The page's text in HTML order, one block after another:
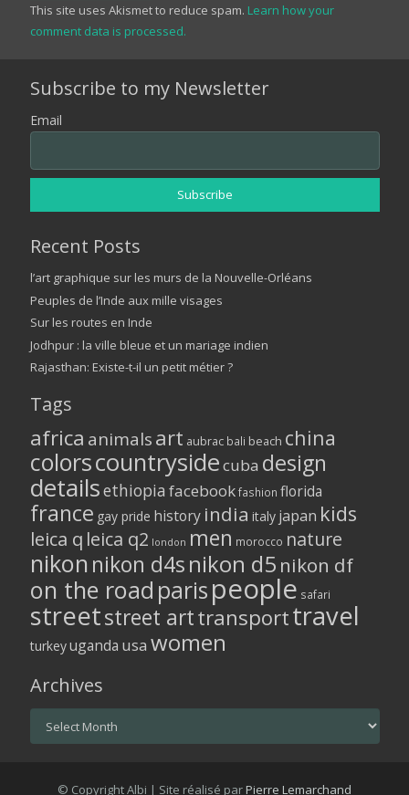
This site uses Akismet to reduce spam. Learn how your
comment data is processed.
Subscribe to my Newsletter
Email
Recent Posts
l’art graphique sur les murs de la Nouvelle-Orléans
Peuples de l’Inde aux mille visages
Sur les routes en Inde
Jodhpur : la ville bleue et un mariage indien
Rajasthan: Existe-t-il un petit métier ?
Tags
africa animalsart aubrac bali beach china
colorscountrysidecuba design
detailsethiopia facebook fashion florida
france gay pride history india italy japan kids
leica q leica q2 london men morocco nature
nikon nikon d4snikon d5 nikon df
on the road parispeople safari
streetstreet arttransporttravel
turkeyuganda usa women
Archives
© Copyright Albi | Site réalisé parPierre Lemarchand